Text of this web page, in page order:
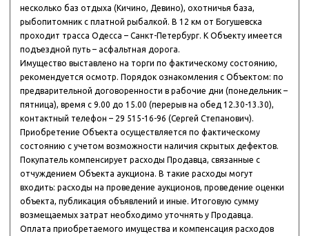
несколько баз отдыха (Кичино, Девино), охотничья база,
рыбопитомник с платной рыбалкой. В 12 км от Богушевска
проходит трасса Одесса – Санкт-Петербург. К Объекту имеется
подъездной путь – асфальтная дорога.
Имущество выставлено на торги по фактическому состоянию,
рекомендуется осмотр. Порядок ознакомления с Объектом: по
предварительной договоренности в рабочие дни (понедельник –
пятница), время с 9.00 до 15.00 (перерыв на обед 12.30-13.30),
контактный телефон – 29 515-16-96 (Сергей Степанович).
Приобретение Объекта осуществляется по фактическому
состоянию с учетом возможности наличия скрытых дефектов.
Покупатель компенсирует расходы Продавца, связанные с
отчуждением Объекта аукциона. В такие расходы могут
входить: расходы на проведение аукционов, проведение оценки
объекта, публикация объявлений и иные. Итоговую сумму
возмещаемых затрат необходимо уточнять у Продавца.
Оплата приобретаемого имущества и компенсация расходов